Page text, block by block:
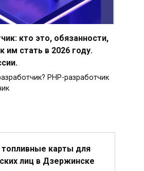
кто это, обязанности,
им стать в 2026 году.
PHP-разработчик
карты для
лиц в Дзержинске